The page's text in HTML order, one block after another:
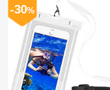
-30%